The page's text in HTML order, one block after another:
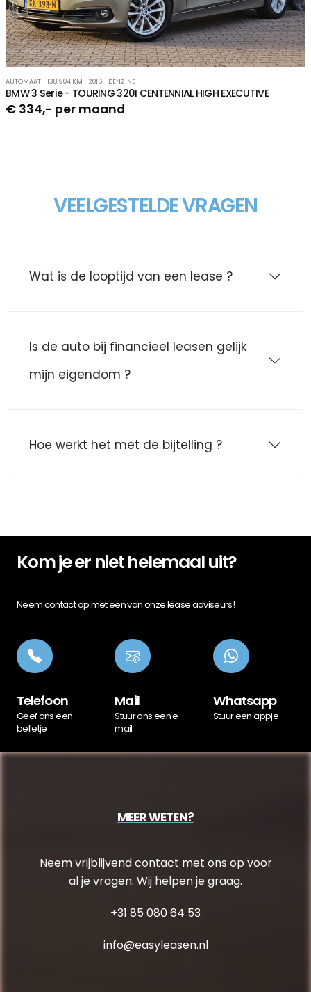
AUTOMAAT - 138.904 KM - 2016 - BENZINE
BMW 3 Serie - TOURING 320I CENTENNIAL HIGH EXECUTIVE
€ 334,- per maand
VEELGESTELDE VRAGEN
Wat is de looptijd van een lease ?
Is de auto bij financieel leasen gelijk
mijn eigendom ?
Hoe werkt het met de bijtelling ?
Kom je er niet helemaal uit?
Neem contact op met een van onze lease adviseurs!
Telefoon
Geef ons een
belletje
Mail
Stuur ons een e-
mail
Whatsapp
Stuur een appje
MEER WETEN?
Neem vrijblijvend contact met ons op voor
al je vragen. Wij helpen je graag.
+31 85 080 64 53
info@easyleasen.nl